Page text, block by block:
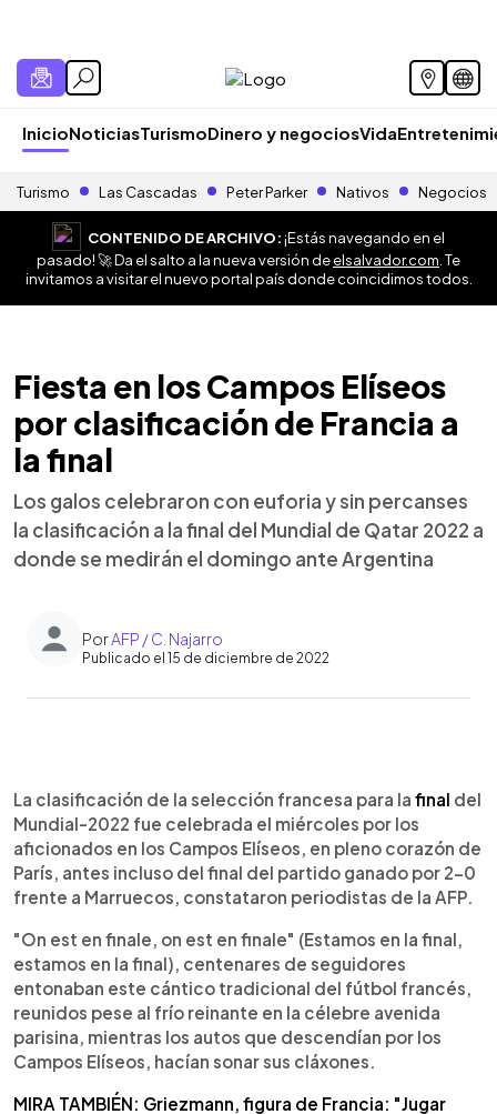
InicioNoticiasTurismoDinero y negociosVida
Turismo Las Cascadas Peter Parker Nativos Negocios
CONTENIDO DE ARCHIVO:¡Estás navegando en el
pasado! 🚀 Da el salto a la nueva versión deelsalvador.com . Te
invitamos a visitar el nuevo portal país donde coincidimos todos.
Fiesta en los Campos Elíseos
por clasificación de Francia a
la final
Los galos celebraron con euforia y sin percanses
la clasificación a la final del Mundial de Qatar 2022 a
donde se medirán el domingo ante Argentina
PorAFP / C. Najarro
Publicado el 15 de diciembre de 2022
► Escuchar artículo
La clasificación de la selección francesa para la final del
Mundial-2022 fue celebrada el miércoles por los
aficionados en los Campos Elíseos, en pleno corazón de
París, antes incluso del final del partido ganado por 2-0
frente a Marruecos, constataron periodistas de la AFP.
"On est en finale, on est en finale" (Estamos en la final,
estamos en la final), centenares de seguidores
entonaban este cántico tradicional del fútbol francés,
reunidos pese al frío reinante en la célebre avenida
parisina, mientras los autos que descendían por los
Campos Elíseos, hacían sonar sus cláxones.
MIRA TAMBIÉN: Griezmann, figura de Francia: "Jugar